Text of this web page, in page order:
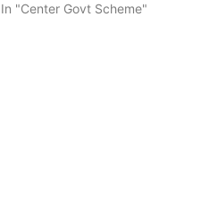
In "Center Govt Scheme"